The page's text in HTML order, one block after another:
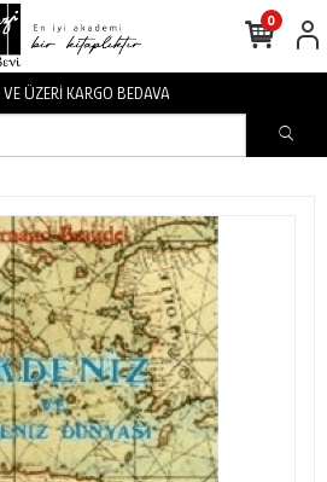
ÜZERİ KARGO BEDAVA
0